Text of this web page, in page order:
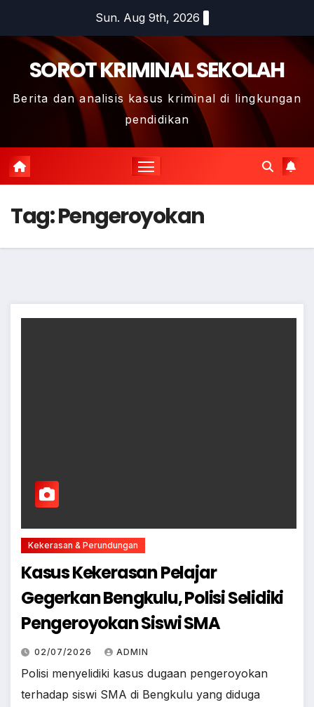
content
Sun. Aug 9th, 2026
SOROT KRIMINAL SEKOLAH
Berita dan analisis kasus kriminal di lingkungan
pendidikan
Tag:Pengeroyokan
Kekerasan & Perundungan
Kasus Kekerasan Pelajar
Gegerkan Bengkulu, Polisi Selidiki
Pengeroyokan Siswi SMA
02/07/2026 ADMIN
Polisi menyelidiki kasus dugaan pengeroyokan
terhadap siswi SMA di Bengkulu yang diduga